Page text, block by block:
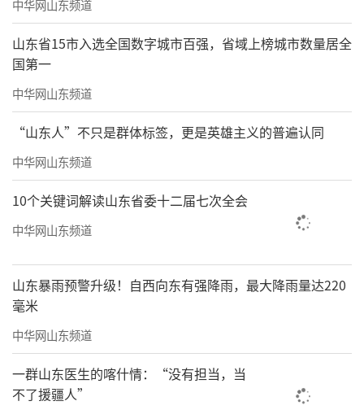
中华网山东频道
山东省15市入选全国数字城市百强，省域上榜城市数量居全
国第一
中华网山东频道
“山东人”不只是群体标签，更是英雄主义的普遍认同
中华网山东频道
10个关键词解读山东省委十二届七次全会
中华网山东频道
山东暴雨预警升级！自西向东有强降雨，最大降雨量达220
毫米
中华网山东频道
一群山东医生的喀什情：“没有担当，当
不了援疆人”